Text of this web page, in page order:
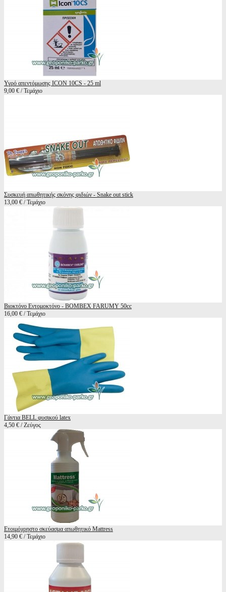
Υγρό απεντόμωσης ICON 10CS - 25 ml
9,00 € / Τεμάχιο
Συσκευή απωθητικής σκόνης φιδιών - Snake out stick
13,00 € / Τεμάχιο
Βιοκτόνο Εντομοκτόνο - BOMBEX FARUMY 50cc
16,00 € / Τεμάχιο
Γάντια BELL φυσικού latex
4,50 € / Ζεύγος
Ετοιμόχρηστο σκεύασμα απωθητικό Mattress
14,90 € / Τεμάχιο